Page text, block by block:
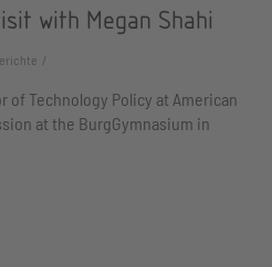
with Megan Shahi
of Technology Policy at American
at the BurgGymnasium in